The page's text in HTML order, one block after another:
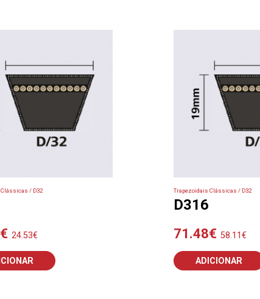
/ D32
€ 24.53€
Trapezoidais Clássicas / D32
D316
71.48€ 58.11€
ADICIONAR